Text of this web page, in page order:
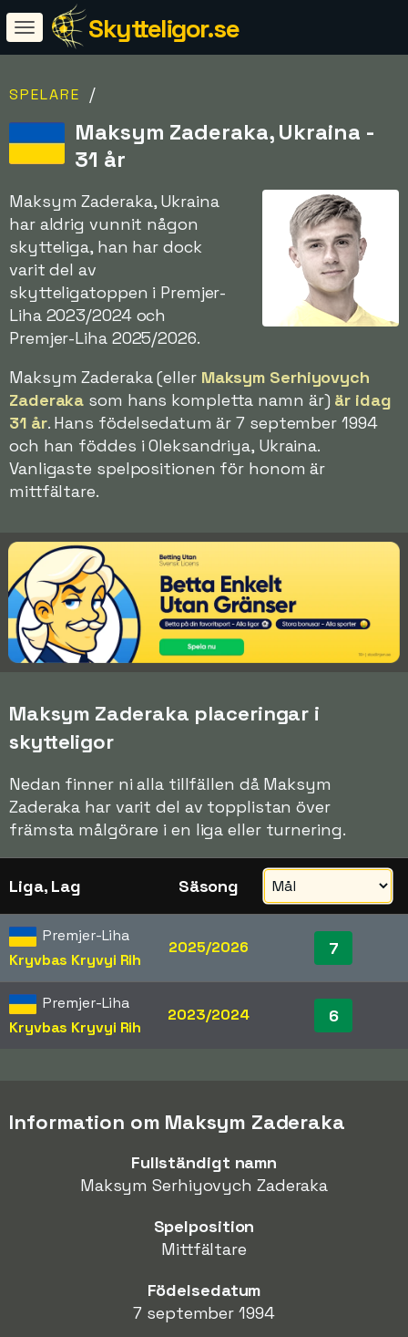
Skytteligor.se
SPELARE /
Maksym Zaderaka, Ukraina -
31 år
Maksym Zaderaka, Ukraina
har aldrig vunnit någon
skytteliga, han har dock
varit del av
skytteligatoppen i Premjer-
Liha 2023/2024 och
Premjer-Liha 2025/2026.
Maksym Zaderaka (eller Maksym Serhiyovych
Zaderaka som hans kompletta namn är) är idag
31 år. Hans födelsedatum är 7 september 1994
och han föddes i Oleksandriya, Ukraina.
Vanligaste spelpositionen för honom är
mittfältare.
Maksym Zaderaka placeringar i
skytteligor
Nedan finner ni alla tillfällen då Maksym
Zaderaka har varit del av topplistan över
främsta målgörare i en liga eller turnering.
Liga, Lag Säsong
Premjer-Liha
Kryvbas Kryvyi Rih
2025/2026 7
Premjer-Liha
Kryvbas Kryvyi Rih
2023/2024 6
Information om Maksym Zaderaka
Fullständigt namn
Maksym Serhiyovych Zaderaka
Spelposition
Mittfältare
Födelsedatum
7 september 1994